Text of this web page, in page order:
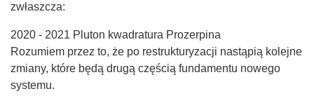
zwłaszcza:
2020 - 2021 Pluton kwadratura Prozerpina
Rozumiem przez to, że po restrukturyzacji nastąpią kolejne
zmiany, które będą drugą częścią fundamentu nowego
systemu.